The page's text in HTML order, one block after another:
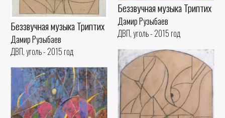
Беззвучная музыка Триптих
Дамир Рузыбаев
ДВП, уголь - 2015 год
Беззвучная музыка Триптих
Дамир Рузыбаев
ДВП, уголь - 2015 год